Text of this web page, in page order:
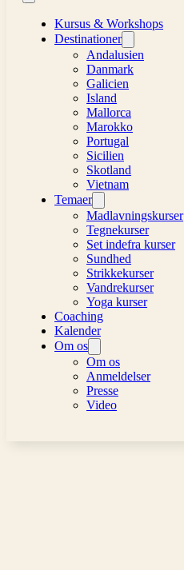
Kursus & Workshops
Destinationer
Andalusien
Danmark
Galicien
Island
Mallorca
Marokko
Portugal
Sicilien
Skotland
Vietnam
Temaer
Madlavningskurser
Tegnekurser
Set indefra kurser
Sundhed
Strikkekurser
Vandrekurser
Yoga kurser
Coaching
Kalender
Om os
Om os
Anmeldelser
Presse
Video